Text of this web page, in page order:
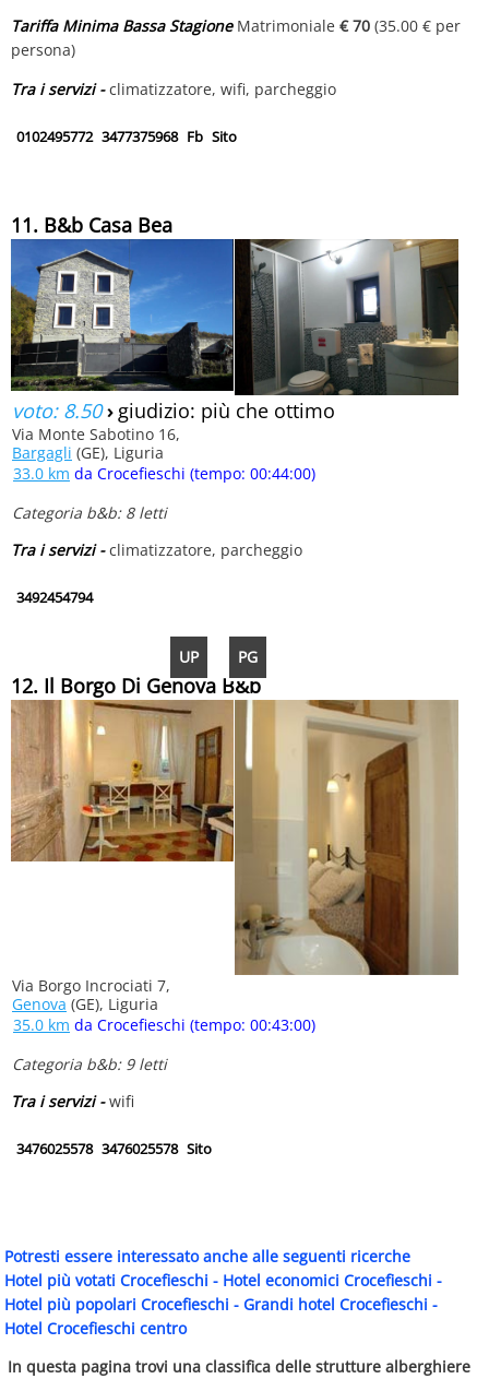
UP PG
Tariffa Minima Bassa StagioneMatrimoniale € 70 (35.00 € per
persona)
Tra i servizi -climatizzatore, wifi, parcheggio
0102495772 3477375968 Fb Sito
11. B&b Casa Bea
voto: 8.50› giudizio: più che ottimo
Via Monte Sabotino 16,
Bargagli (GE), Liguria
33.0 km da Crocefieschi (tempo: 00:44:00)
Categoria b&b: 8 letti
Tra i servizi -climatizzatore, parcheggio
3492454794
12. Il Borgo Di Genova B&b
Via Borgo Incrociati 7,
Genova (GE), Liguria
35.0 km da Crocefieschi (tempo: 00:43:00)
Categoria b&b: 9 letti
Tra i servizi -wifi
3476025578 3476025578 Sito
Potresti essere interessato anche alle seguenti ricerche
Hotel più votati Crocefieschi - Hotel economici Crocefieschi -
Hotel più popolari Crocefieschi - Grandi hotel Crocefieschi -
Hotel Crocefieschi centro
In questa pagina trovi una classifica delle strutture alberghiere